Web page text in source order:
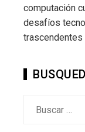
computación
desafíos
trascendentes